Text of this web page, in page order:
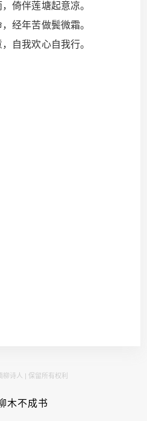
倚伴莲塘起意凉。
经年苦做鬓微霜。
自我欢心自我行。
诗人 | 保留所有权利
木不成书